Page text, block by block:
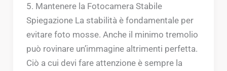
5. Mantenere la Fotocamera Stabile
Spiegazione La stabilità è fondamentale per
evitare foto mosse. Anche il minimo tremolio
può rovinare un’immagine altrimenti perfetta.
Ciò a cui devi fare attenzione è sempre la